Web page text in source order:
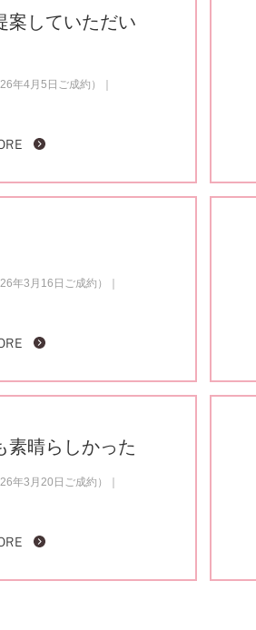
案していただい
年4月5日ご成約）
年3月16日ご成約）
素晴らしかった
年3月20日ご成約）